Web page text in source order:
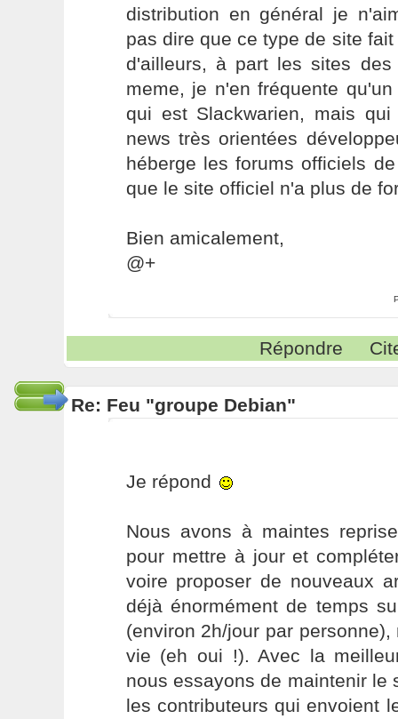
distribution en général je
pas dire que ce type de site
d'ailleurs, à part les sites
meme, je n'en fréquente
qui est Slackwarien, mais
news très orientées
héberge les forums officiels
que le site officiel n'a plus de
Bien amicalement,
@+
Répondre
Re: Feu "groupe Debian"
Je répond
Nous avons à maintes
pour mettre à jour et
voire proposer de nouveaux
déjà énormément de temps
(environ 2h/jour par
vie (eh oui !). Avec la
nous essayons de maintenir le
les contributeurs qui envoient